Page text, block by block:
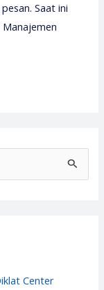
Saat ini
Center